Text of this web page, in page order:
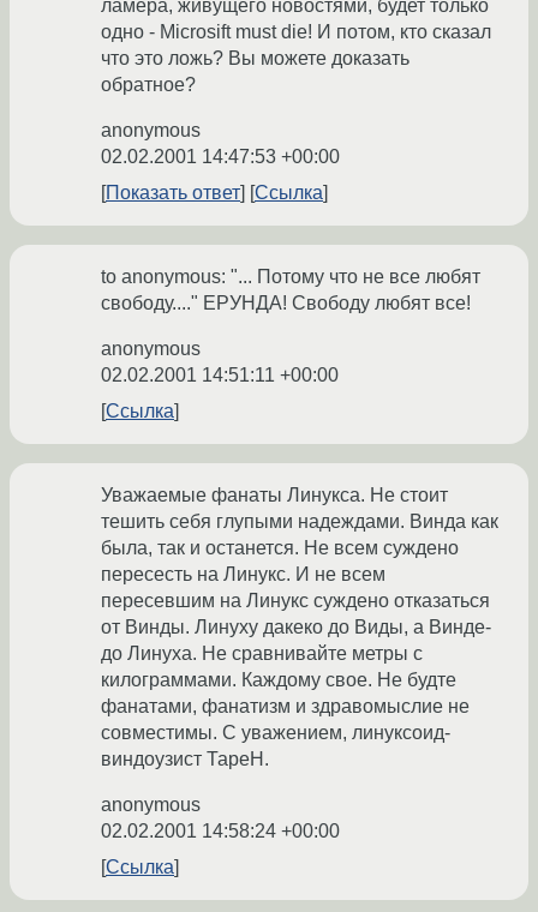
ламера, живущего новостями, будет только
одно - Microsift must die! И потом, кто сказал
что это ложь? Вы можете доказать
обратное?
anonymous
02.02.2001 14:47:53 +00:00
Показать ответ
Ссылка
to anonymous: "... Потому что не все любят
свободу...." ЕРУНДА! Свободу любят все!
anonymous
02.02.2001 14:51:11 +00:00
Ссылка
Уважаемые фанаты Линукса. Не стоит
тешить себя глупыми надеждами. Винда как
была, так и останется. Не всем суждено
пересесть на Линукс. И не всем
пересевшим на Линукс суждено отказаться
от Винды. Линуху дакеко до Виды, а Винде-
до Линуха. Не сравнивайте метры с
килограммами. Каждому свое. Не будте
фанатами, фанатизм и здравомыслие не
совместимы. С уважением, линуксоид-
виндоузист ТареН.
anonymous
02.02.2001 14:58:24 +00:00
Ссылка